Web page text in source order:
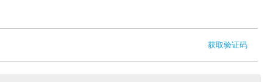
获取验证码